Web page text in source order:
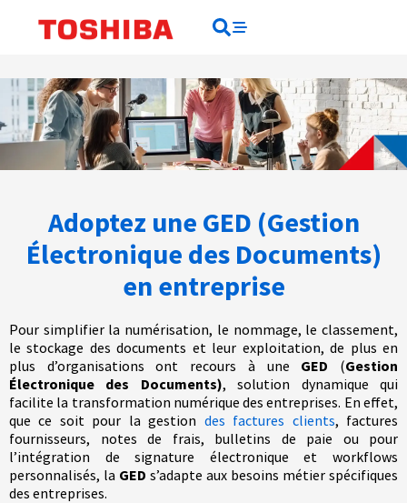
principal
Adoptez une GED (Gestion
Électronique des Documents)
en entreprise
Pour simplifier la numérisation, le nommage, le classement,
le stockage des documents et leur exploitation, de plus en
plus d’organisations ont recours à une GED (Gestion
Électronique des Documents), solution dynamique qui
facilite la transformation numérique des entreprises. En effet,
que ce soit pour la gestion des factures clients, factures
fournisseurs, notes de frais, bulletins de paie ou pour
l’intégration de signature électronique et workflows
personnalisés, la GED s’adapte aux besoins métier spécifiques
des entreprises.